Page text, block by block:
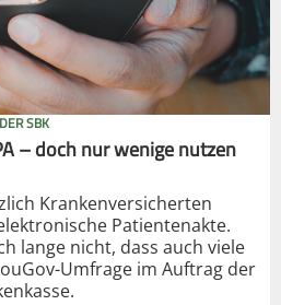
SBK
– doch nur wenige nutzen
Krankenversicherten
Patientenakte.
lange nicht, dass auch viele
Umfrage im Auftrag der